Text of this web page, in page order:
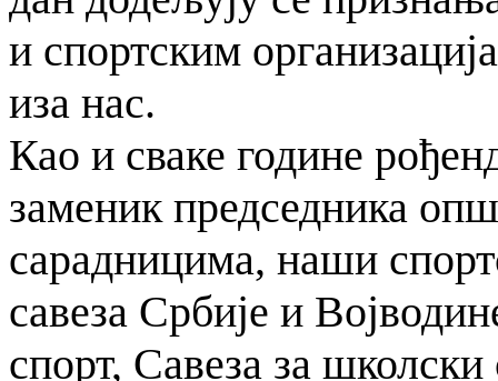
и спортским
иза нас.
Као и сваке године
заменик председника
сарадницима, наши
савеза Србије и
спорт, Савеза за